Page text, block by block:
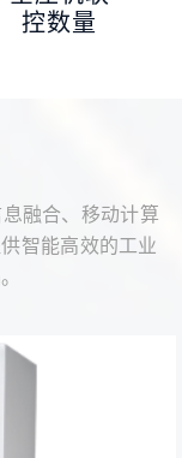
控数量
融合、移动计算
智能高效的工业